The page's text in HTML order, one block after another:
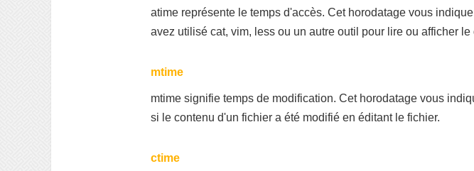
atime représente le temps d'accès. Cet horodatage vous
avez utilisé cat, vim, less ou un autre outil pour lire ou afficher le
mtime
mtime signifie temps de modification. Cet horodatage vous
si le contenu d'un fichier a été modifié en éditant le fichier.
ctime